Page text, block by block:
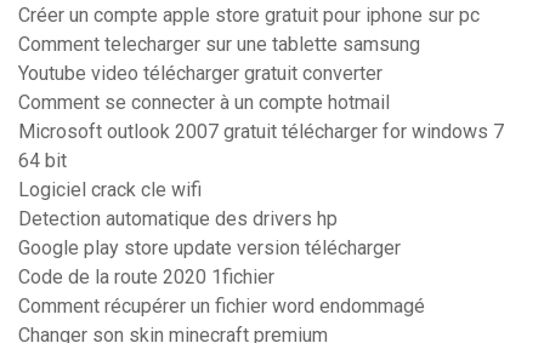
Créer un compte apple store gratuit pour iphone sur pc
Comment telecharger sur une tablette samsung
Youtube video télécharger gratuit converter
Comment se connecter à un compte hotmail
Microsoft outlook 2007 gratuit télécharger for windows 7
64 bit
Logiciel crack cle wifi
Detection automatique des drivers hp
Google play store update version télécharger
Code de la route 2020 1fichier
Comment récupérer un fichier word endommagé
Changer son skin minecraft premium